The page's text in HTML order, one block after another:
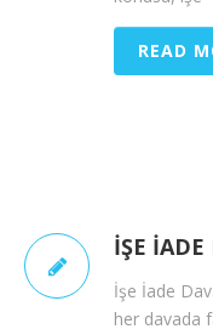
READ
İŞE
İşe İade
her davada